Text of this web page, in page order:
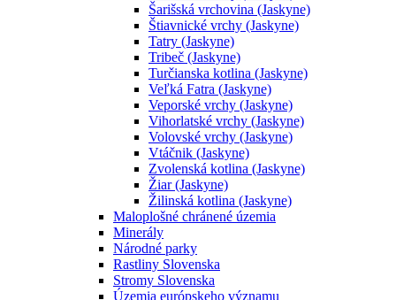
Šarišská vrchovina (Jaskyne)
Štiavnické vrchy (Jaskyne)
Tatry (Jaskyne)
Tribeč (Jaskyne)
Turčianska kotlina (Jaskyne)
Veľká Fatra (Jaskyne)
Veporské vrchy (Jaskyne)
Vihorlatské vrchy (Jaskyne)
Volovské vrchy (Jaskyne)
Vtáčnik (Jaskyne)
Zvolenská kotlina (Jaskyne)
Žiar (Jaskyne)
Žilinská kotlina (Jaskyne)
Maloplošné chránené územia
Minerály
Národné parky
Rastliny Slovenska
Stromy Slovenska
Územia európskeho významu